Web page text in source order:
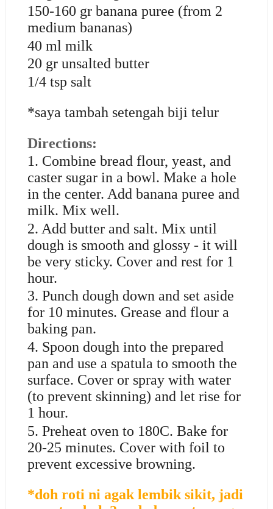
150-160 gr banana puree (from 2
medium bananas)
40 ml milk
20 gr unsalted butter
1/4 tsp salt
*saya tambah setengah biji telur
Directions:
1. Combine bread flour, yeast, and
caster sugar in a bowl. Make a hole
in the center. Add banana puree and
milk. Mix well.
2. Add butter and salt. Mix until
dough is smooth and glossy - it will
be very sticky. Cover and rest for 1
hour.
3. Punch dough down and set aside
for 10 minutes. Grease and flour a
baking pan.
4. Spoon dough into the prepared
pan and use a spatula to smooth the
surface. Cover or spray with water
(to prevent skinning) and let rise for
1 hour.
5. Preheat oven to 180C. Bake for
20-25 minutes. Cover with foil to
prevent excessive browning.
*doh roti ni agak lembik sikit, jadi